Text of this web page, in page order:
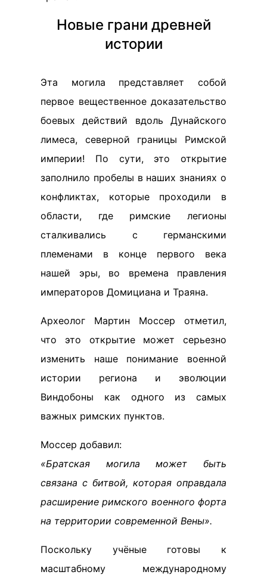
Новые грани древней
истории
Эта могила представляет собой
первое вещественное доказательство
боевых действий вдоль Дунайского
лимеса, северной границы Римской
империи! По сути, это открытие
заполнило пробелы в наших знаниях о
конфликтах, которые проходили в
области, где римские легионы
сталкивались с германскими
племенами в конце первого века
нашей эры, во времена правления
императоров Домициана и Траяна.
Археолог Мартин Моссер отметил,
что это открытие может серьезно
изменить наше понимание военной
истории региона и эволюции
Виндобоны как одного из самых
важных римских пунктов.
Моссер добавил:
«Братская могила может быть
связана с битвой, которая оправдала
расширение римского военного форта
на территории современной Вены».
Поскольку учёные готовы к
масштабному международному